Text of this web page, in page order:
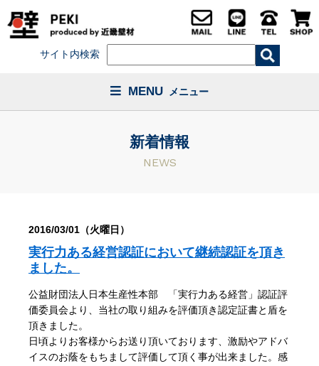
サイト内検索
MENU メニュー
新着情報
NEWS
2016/03/01（火曜日）
実行力ある経営認証において継続認証を頂き
ました。
公益財団法人日本生産性本部 「実行力ある経営」認証評
価委員会より、当社の取り組みを評価頂き認定証書と盾を
頂きました。
日頃よりお客様からお送り頂いております、激励やアドバ
イスのお蔭をもちまして評価して頂く事が出来ました。感